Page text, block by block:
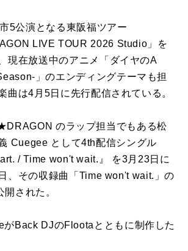
5公演となる東阪福ツアー
LIVE TOUR 2026 Studio」を
現在放送中のアニメ「ダイヤのA
」のエンディングテーマも担
曲は4月5日に先行配信されている。
のラップ担当でもある松
Cuegee として4th配信シングル
/ Time won't wait.』 を3月23日に
、その収録曲「Time won't wait.」の
された。
がBack DJのFlootaとともに制作した